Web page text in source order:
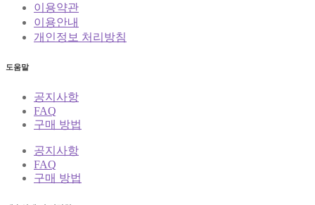
이용약관
이용안내
개인정보 처리방침
도움말
공지사항
FAQ
구매 방법
공지사항
FAQ
구매 방법